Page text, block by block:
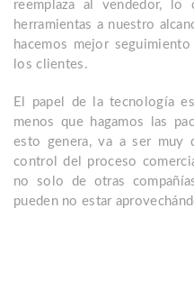
reemplaza al vendedor, lo
herramientas a nuestro
hacemos mejor
los clientes.
El papel de la tecnología
menos que hagamos las
esto genera, va a ser muy
control del proceso
no solo de otras
pueden no estar